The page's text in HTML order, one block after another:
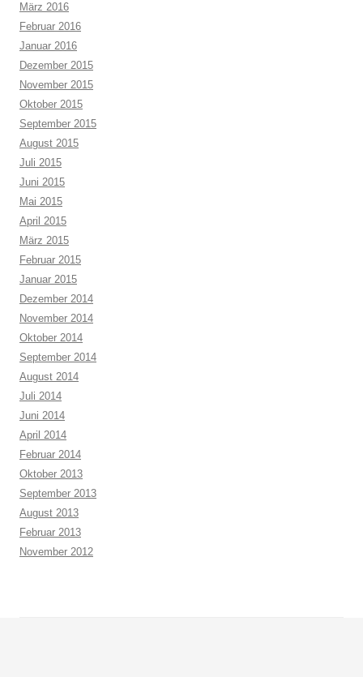
März 2016
Februar 2016
Januar 2016
Dezember 2015
November 2015
Oktober 2015
September 2015
August 2015
Juli 2015
Juni 2015
Mai 2015
April 2015
März 2015
Februar 2015
Januar 2015
Dezember 2014
November 2014
Oktober 2014
September 2014
August 2014
Juli 2014
Juni 2014
April 2014
Februar 2014
Oktober 2013
September 2013
August 2013
Februar 2013
November 2012